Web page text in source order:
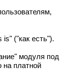
("как есть").
модуля под
платной